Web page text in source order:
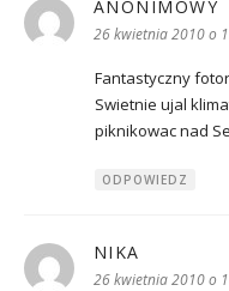
ANONIMOWY
26 kwietnia 2010 o
Fantastyczny
Swietnie ujal
piknikowac nad
ODPOWIEDZ
NIKA
26 kwietnia 2010 o